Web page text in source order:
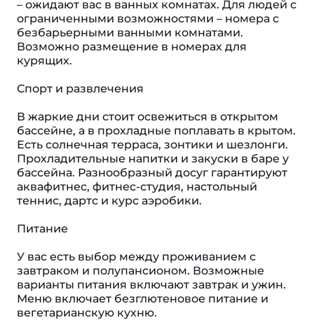
– ожидают вас в ванных комнатах. Для людей с
ограниченными возможностями – номера с
безбарьерными ванными комнатами.
Возможно размещение в номерах для
курящих.
Спорт и развлечения
В жаркие дни стоит освежиться в открытом
бассейне, а в прохладные поплавать в крытом.
Есть солнечная терраса, зонтики и шезлонги.
Прохладительные напитки и закуски в баре у
бассейна. Разнообразный досуг гарантируют
аквафитнес, фитнес-студия, настольный
теннис, дартс и курс аэробики.
Питание
У вас есть выбор между проживанием с
завтраком и полупансионом. Возможные
варианты питания включают завтрак и ужин.
Меню включает безглютеновое питание и
вегетарианскую кухню.